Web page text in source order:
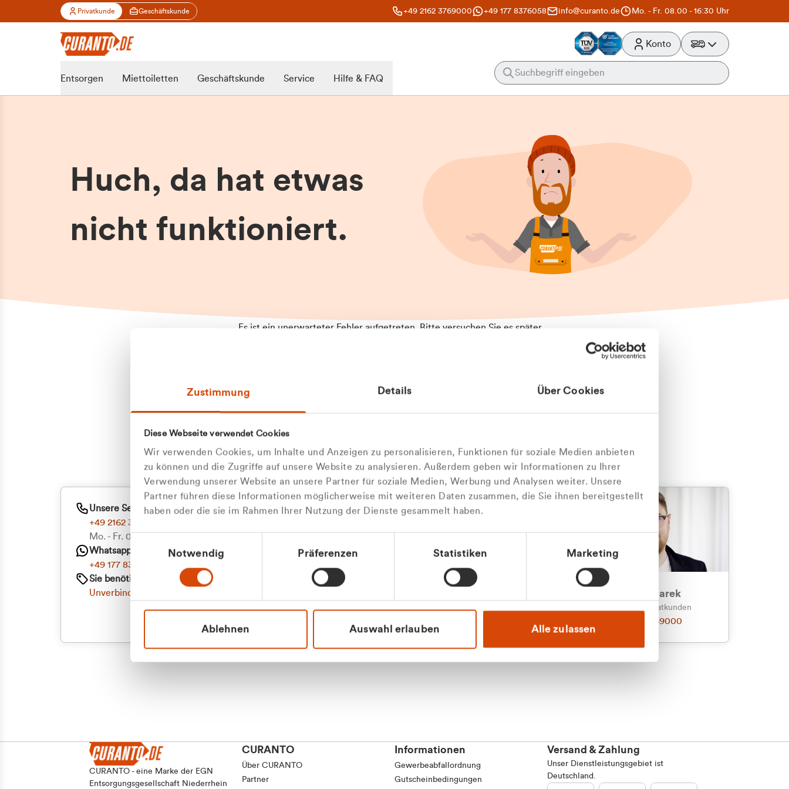
Zustimmung Details Über Cookies
Diese Webseite verwendet Cookies
Wir verwenden Cookies, um Inhalte und Anzeigen zu personalisieren, Funktionen für soziale Medien anbieten
zu können und die Zugriffe auf unsere Website zu analysieren. Außerdem geben wir Informationen zu Ihrer
Verwendung unserer Website an unsere Partner für soziale Medien, Werbung und Analysen weiter. Unsere
Partner führen diese Informationen möglicherweise mit weiteren Daten zusammen, die Sie ihnen bereitgestellt
haben oder die sie im Rahmen Ihrer Nutzung der Dienste gesammelt haben.
Einwilligungsauswahl
Notwendig Präferenzen Statistiken Marketing
Ablehnen Auswahl erlauben Alle zulassen
Privatkunde Geschäftskunde +49 2162 3769000 +49 177 8376058 info@curanto.de Mo. - Fr. 08.00 - 16:30 Uhr
Konto
Entsorgen Miettoiletten Geschäftskunde Service Hilfe & FAQ
Huch, da hat etwas
nicht funktioniert.
Es ist ein unerwarteter Fehler aufgetreten. Bitte versuchen Sie es später
aufgetretenen Fehler an. Wir entschuldigen uns für eventuelle
Unannehmlichkeiten.
Zum Abfallberater
Oder kontaktieren Sie uns persönlich
Wir sind gerne für Sie da
Unsere Service-Hotline
+49 2162 3769000
Mo. - Fr. 08.00 - 16:30 Uhr
Whatsapp
+49 177 8376058
Sie benötigen ein individuelles Angebot?
Unverbindliche Anfrage stellen
Julian Marek
Vertrieb - Privatkunden
0216 237 69000
CURANTO - eine Marke der EGN
Entsorgungsgesellschaft Niederrhein
CURANTO
Über CURANTO
Partner
Informationen
Gewerbeabfallordnung
Gutscheinbedingungen
Versand & Zahlung
Unser Dienstleistungsgebiet ist
Deutschland.